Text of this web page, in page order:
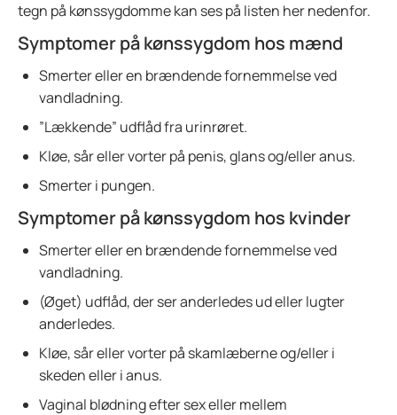
tegn på kønssygdomme kan ses på listen her nedenfor.
Symptomer på kønssygdom hos mænd
Smerter eller en brændende fornemmelse ved
vandladning.
”Lækkende” udflåd fra urinrøret.
Kløe, sår eller vorter på penis, glans og/eller anus.
Smerter i pungen.
Symptomer på kønssygdom hos kvinder
Smerter eller en brændende fornemmelse ved
vandladning.
(Øget) udflåd, der ser anderledes ud eller lugter
anderledes.
Kløe, sår eller vorter på skamlæberne og/eller i
skeden eller i anus.
Vaginal blødning efter sex eller mellem